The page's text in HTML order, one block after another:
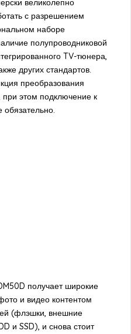
великолепно
с разрешением
наборе
полупроводниковой
TV-тюнера,
других стандартов.
преобразования
при этом подключение к
получает широкие
и видео контентом
(флэшки, внешние
и SSD), и снова стоит